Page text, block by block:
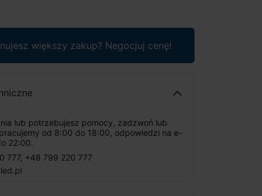
większy zakup? Negocjuj cenę!
lub potrzebujesz pomocy, zadzwoń lub
od 8:00 do 18:00, odpowiedzi na e-
22:00.
777, +48 799 220 777